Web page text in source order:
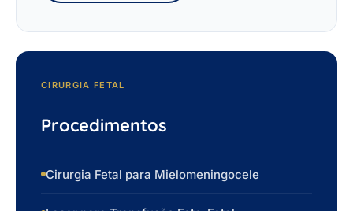
CIRURGIA FETAL
Procedimentos
Cirurgia Fetal para Mielomeningocele